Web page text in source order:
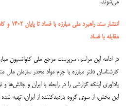
می‌شوند.
انتشار
مقابله با فساد
در ادامه این مراسم، سرپرست مرجع ملی کنوانسیون
کارشناسان دفتر مبارزه با جرم مواد مخدر سازمان
یادآوری اینکه گزارشی را در رابطه با ایران و چالش‌ها
این بخش، از سوی گروه بازدیدکننده از ایران، تهیه